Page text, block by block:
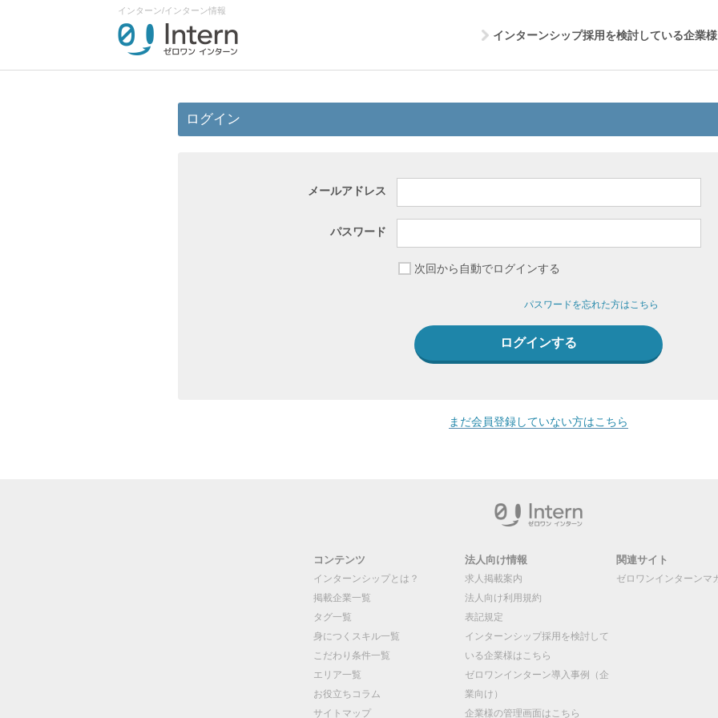
インターン/インターン情報
インターンシップ採用を検討している企業
ログイン
メールアドレス
パスワード
次回から自動でログインする
パスワードを忘れた方はこちら
まだ会員登録していない方はこちら
コンテンツ
インターンシップとは？
掲載企業一覧
タグ一覧
身につくスキル一覧
こだわり条件一覧
エリア一覧
お役立ちコラム
サイトマップ
法人向け情報
求人掲載案内
法人向け利用規約
表記規定
インターンシップ採用を検討して
いる企業様はこちら
ゼロワンインターン導入事例（企
業向け）
企業様の管理画面はこちら
関連サイト
ゼロワンインターンマ